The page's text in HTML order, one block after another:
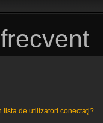
lista de utilizatori conectaţi?